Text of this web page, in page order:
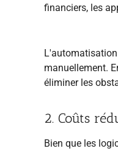
financiers, les
manuellement.
éliminer les
2. Coûts
Bien que les